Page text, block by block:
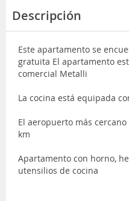
Descripción
Este apartamento se
gratuita El apartamento
comercial Metalli
La cocina está equipada
El aeropuerto más
km
Apartamento con horno,
utensilios de cocina